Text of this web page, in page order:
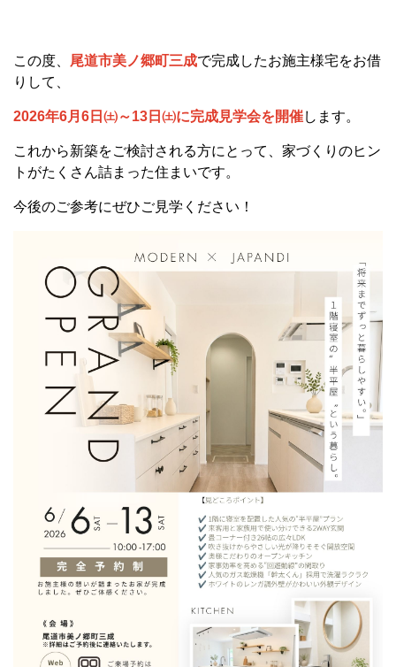
この度、 尾道市美ノ郷町三成で完成したお施主様宅をお借
りして、
2026年6月6日㈯～13日㈯に完成見学会を開催します。
これから新築をご検討される方にとって、家づくりのヒン
トがたくさん詰まった住まいです。
今後のご参考にぜひご見学ください！